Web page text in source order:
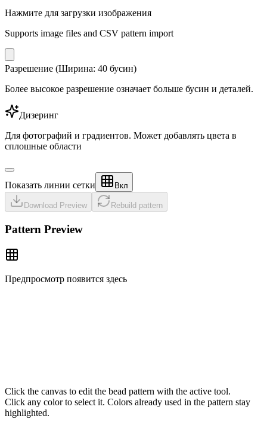
Нажмите для загрузки изображения
Supports image files and CSV pattern import
Разрешение (Ширина: 40 бусин)
Более высокое разрешение означает больше бусин и деталей.
Дизеринг
Для фотографий и градиентов. Может добавлять цвета в
сплошные области
Показать линии сетки Вкл
Download Preview Rebuild pattern
Pattern Preview
Предпросмотр появится здесь
Click the canvas to edit the bead pattern with the active tool.
Click any color to select it. Colors already used in the pattern stay
highlighted.